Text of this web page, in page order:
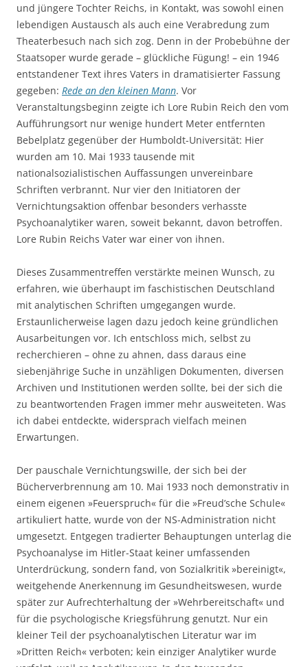
und jüngere Tochter Reichs, in Kontakt, was sowohl einen
lebendigen Austausch als auch eine Verabredung zum
Theaterbesuch nach sich zog. Denn in der Probebühne der
Staatsoper wurde gerade – glückliche Fügung! – ein 1946
entstandener Text ihres Vaters in dramatisierter Fassung
gegeben: Rede an den kleinen Mann. Vor
Veranstaltungsbeginn zeigte ich Lore Rubin Reich den vom
Aufführungsort nur wenige hundert Meter entfernten
Bebelplatz gegenüber der Humboldt-Universität: Hier
wurden am 10. Mai 1933 tausende mit
nationalsozialistischen Auffassungen unvereinbare
Schriften verbrannt. Nur vier den Initiatoren der
Vernichtungsaktion offenbar besonders verhasste
Psychoanalytiker waren, soweit bekannt, davon betroffen.
Lore Rubin Reichs Vater war einer von ihnen.
Dieses Zusammentreffen verstärkte meinen Wunsch, zu
erfahren, wie überhaupt im faschistischen Deutschland
mit analytischen Schriften umgegangen wurde.
Erstaunlicherweise lagen dazu jedoch keine gründlichen
Ausarbeitungen vor. Ich entschloss mich, selbst zu
recherchieren – ohne zu ahnen, dass daraus eine
siebenjährige Suche in unzähligen Dokumenten, diversen
Archiven und Institutionen werden sollte, bei der sich die
zu beantwortenden Fragen immer mehr ausweiteten. Was
ich dabei entdeckte, widersprach vielfach meinen
Erwartungen.
Der pauschale Vernichtungswille, der sich bei der
Bücherverbrennung am 10. Mai 1933 noch demonstrativ in
einem eigenen »Feuerspruch« für die »Freud’sche Schule«
artikuliert hatte, wurde von der NS-Administration nicht
umgesetzt. Entgegen tradierter Behauptungen unterlag die
Psychoanalyse im Hitler-Staat keiner umfassenden
Unterdrückung, sondern fand, von Sozialkritik »bereinigt«,
weitgehende Anerkennung im Gesundheitswesen, wurde
später zur Aufrechterhaltung der »Wehrbereitschaft« und
für die psychologische Kriegsführung genutzt. Nur ein
kleiner Teil der psychoanalytischen Literatur war im
»Dritten Reich« verboten; kein einziger Analytiker wurde